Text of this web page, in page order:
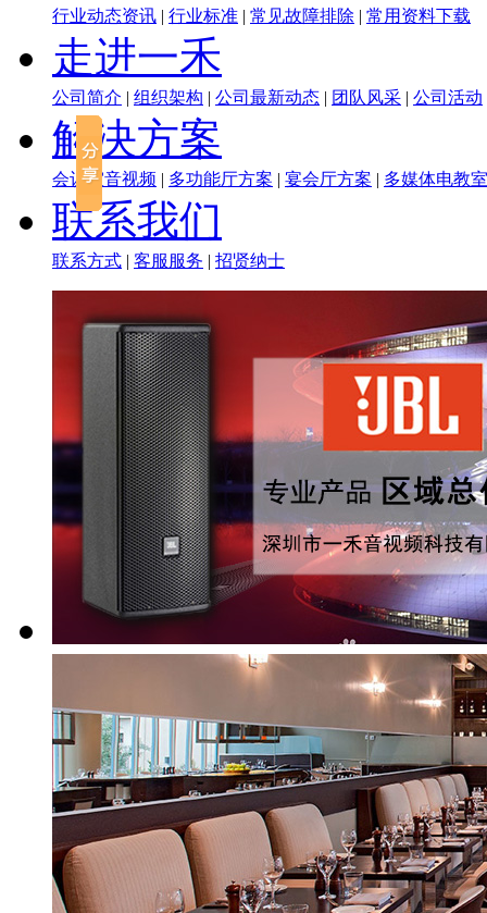
行业动态资讯 | 行业标准 | 常见故障排除 | 常用资料下载
走进一禾
公司简介 | 组织架构 | 公司最新动态 | 团队风采 | 公司活动
解决方案
会议室音视频 | 多功能厅方案 | 宴会厅方案 | 多媒体电教室
联系我们
联系方式 | 客服服务 | 招贤纳士